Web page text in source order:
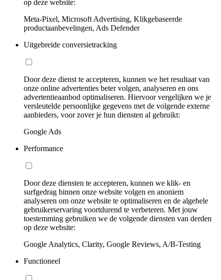
op deze website:
Meta-Pixel, Microsoft Advertising, Klikgebaseerde
productaanbevelingen, Ads Defender
Uitgebreide conversietracking
Door deze dienst te accepteren, kunnen we het resultaat van
onze online advertenties beter volgen, analyseren en ons
advertentieaanbod optimaliseren. Hiervoor vergelijken we je
versleutelde persoonlijke gegevens met de volgende externe
aanbieders, voor zover je hun diensten al gebruikt:
Google Ads
Performance
Door deze diensten te accepteren, kunnen we klik- en
surfgedrag binnen onze website volgen en anoniem
analyseren om onze website te optimaliseren en de algehele
gebruikerservaring voortdurend te verbeteren. Met jouw
toestemming gebruiken we de volgende diensten van derden
op deze website:
Google Analytics, Clarity, Google Reviews, A/B-Testing
Functioneel